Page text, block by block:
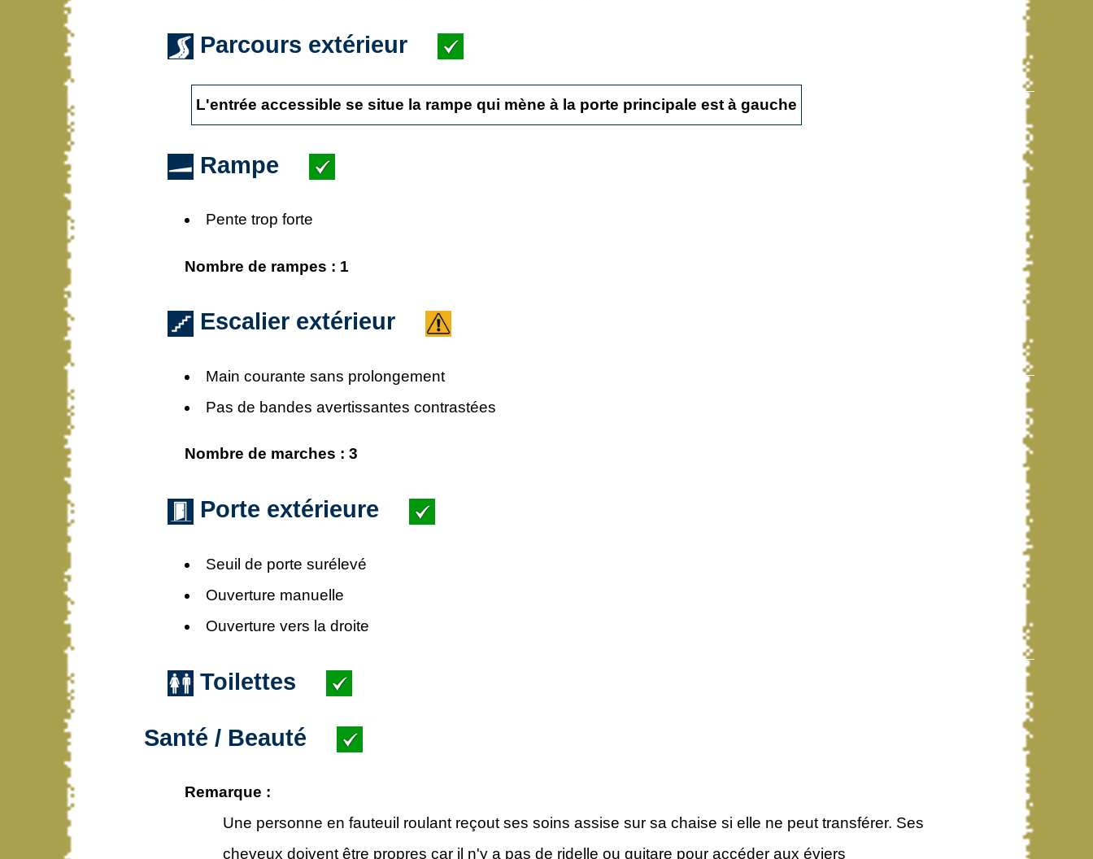
Parcours extérieur
L'entrée accessible se situe la rampe qui mène à la porte principale est à gauche
Rampe
Pente trop forte
Nombre de rampes : 1
Escalier extérieur
Main courante sans prolongement
Pas de bandes avertissantes contrastées
Nombre de marches : 3
Porte extérieure
Seuil de porte surélevé
Ouverture manuelle
Ouverture vers la droite
Toilettes
Santé / Beauté
Remarque :
Une personne en fauteuil roulant reçout ses soins assise sur sa chaise si elle ne peut transférer. Ses
cheveux doivent être propres car il n'y a pas de ridelle ou guitare pour accéder aux éviers